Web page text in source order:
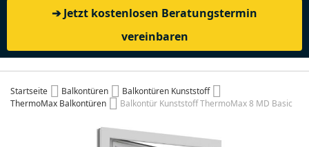
➔ Jetzt kostenlosen Beratungstermin
vereinbaren
Startseite Balkontüren
Balkontüren Kunststoff
ThermoMax Balkontüren
Balkontür Kunststoff ThermoMax 8 MD Basic